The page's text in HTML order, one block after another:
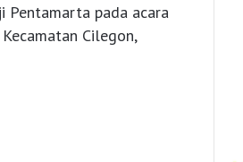
Pentamarta pada acara
Cilegon,